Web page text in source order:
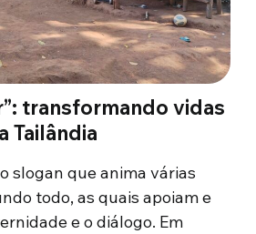
transformando vidas
Tailândia
slogan que anima várias
todo, as quais apoiam e
e o diálogo. Em